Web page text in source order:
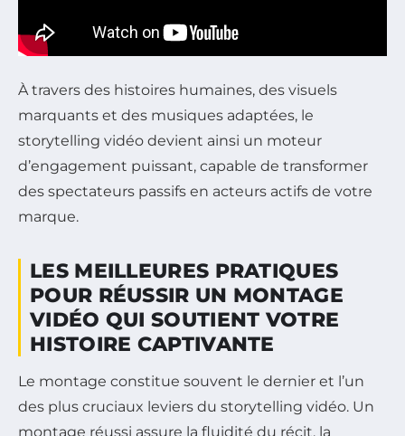
À travers des histoires humaines, des visuels
marquants et des musiques adaptées, le
storytelling vidéo devient ainsi un moteur
d’engagement puissant, capable de transformer
des spectateurs passifs en acteurs actifs de votre
marque.
LES MEILLEURES PRATIQUES
POUR RÉUSSIR UN MONTAGE
VIDÉO QUI SOUTIENT VOTRE
HISTOIRE CAPTIVANTE
Le montage constitue souvent le dernier et l’un
des plus cruciaux leviers du storytelling vidéo. Un
montage réussi assure la fluidité du récit, la